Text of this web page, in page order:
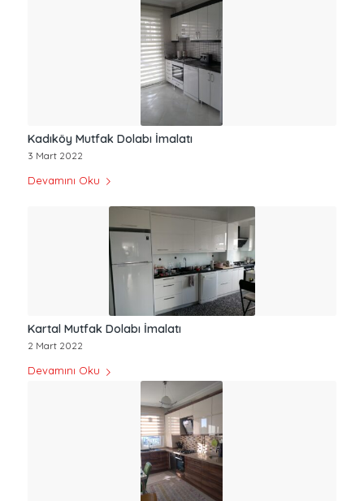
Kadıköy Mutfak Dolabı İmalatı
3 Mart 2022
Devamını Oku
Kartal Mutfak Dolabı İmalatı
2 Mart 2022
Devamını Oku